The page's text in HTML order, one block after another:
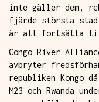
inte gäller dem,
fjärde största stad
är att fortsätta
Congo River
avbryter
republiken Kongo
M23 och Rwanda